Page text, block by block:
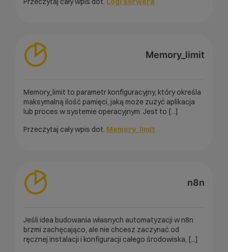
Memory_limit
Memory_limit to parametr konfiguracyjny, który określa
maksymalną ilość pamięci, jaką może zużyć aplikacja
lub proces w systemie operacyjnym. Jest to [...]
Przeczytaj cały wpis dot. Memory_limit
n8n
Jeśli idea budowania własnych automatyzacji w n8n
brzmi zachęcająco, ale nie chcesz zaczynać od
ręcznej instalacji i konfiguracji całego środowiska, [...]